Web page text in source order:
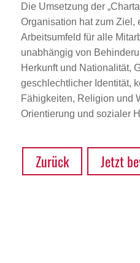
Die Umsetzung der
Organisation hat zum Ziel,
Arbeitsumfeld für alle
unabhängig von
Herkunft und Nationalität,
geschlechtlicher Identität,
Fähigkeiten, Religion und
Orientierung und sozialer
Zurück Jetzt